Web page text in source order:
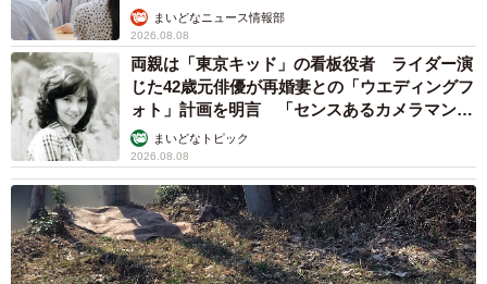
まいどなニュース情報部
2026.08.08
両親は「東京キッド」の看板役者 ライダー演
じた42歳元俳優が再婚妻との「ウエディングフ
ォト」計画を明言 「センスあるカメラマン求
む」まいどなトピック
2026.08.08